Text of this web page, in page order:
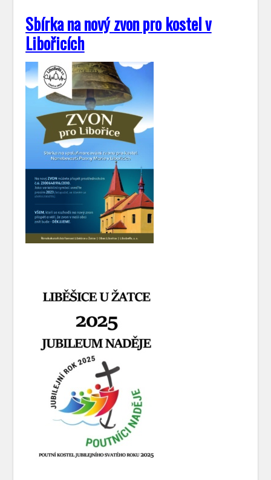
Sbírka na nový zvon pro kostel v
Libořicích